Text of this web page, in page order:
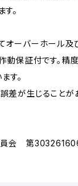
。
オーバーホール及
動保証付です。精
す。
が生じることが
員会 第